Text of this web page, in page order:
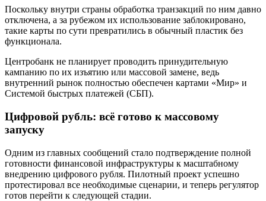
Поскольку внутри страны обработка транзакций по ним давно
отключена, а за рубежом их использование заблокировано,
такие карты по сути превратились в обычный пластик без
функционала.
Центробанк не планирует проводить принудительную
кампанию по их изъятию или массовой замене, ведь
внутренний рынок полностью обеспечен картами «Мир» и
Системой быстрых платежей (СБП).
Цифровой рубль: всё готово к массовому
запуску
Одним из главных сообщений стало подтверждение полной
готовности финансовой инфраструктуры к масштабному
внедрению цифрового рубля. Пилотный проект успешно
протестировал все необходимые сценарии, и теперь регулятор
готов перейти к следующей стадии.